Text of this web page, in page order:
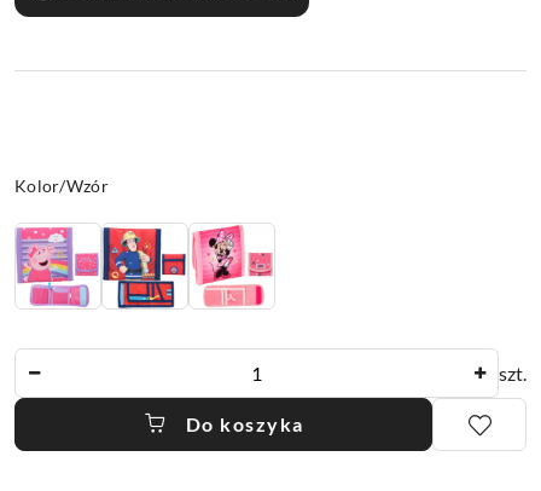
Wariant
Kolor/Wzór
szt.
Do koszyka